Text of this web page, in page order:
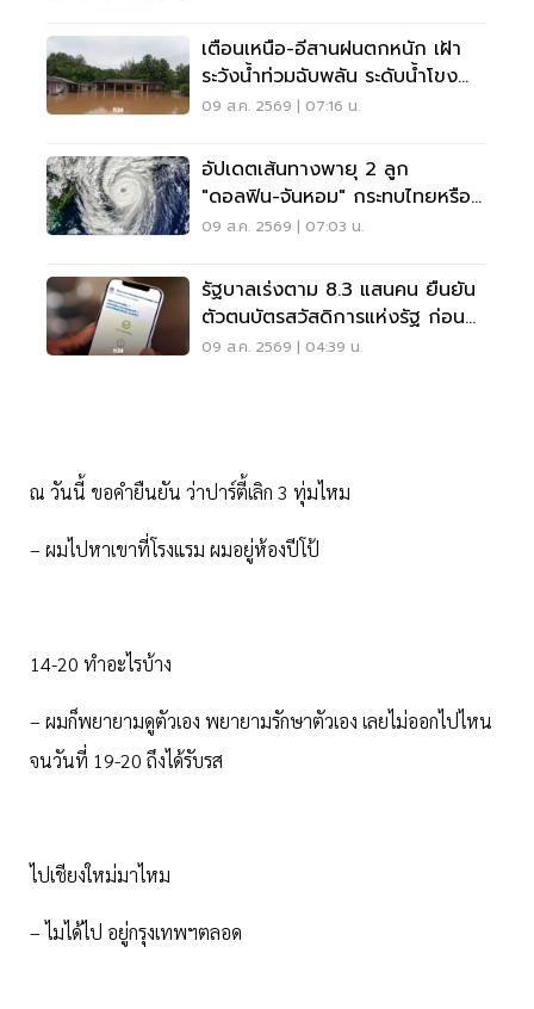
เตือนเหนือ-อีสานฝนตกหนัก เฝ้า
ระวังน้ำท่วมฉับพลัน ระดับน้ำโขง
เพิ่มสูง
09 ส.ค. 2569 | 07:16 น.
อัปเดตเส้นทางพายุ 2 ลูก
"ดอลฟิน-จันหอม" กระทบไทยหรือ
ไม่ เช็กเลย
09 ส.ค. 2569 | 07:03 น.
รัฐบาลเร่งตาม 8.3 แสนคน ยืนยัน
ตัวตนบัตรสวัสดิการแห่งรัฐ ก่อน
พลาดสิทธิ
09 ส.ค. 2569 | 04:39 น.
ณ วันนี้ ขอคำยืนยัน ว่าปาร์ตี้เลิก 3 ทุ่มไหม
– ผมไปหาเขาที่โรงแรม ผมอยู่ห้องปีโป้
14-20 ทำอะไรบ้าง
– ผมก็พยายามดูตัวเอง พยายามรักษาตัวเอง เลยไม่ออกไปไหน
จนวันที่ 19-20 ถึงได้รับรส
ไปเชียงใหม่มาไหม
– ไมได้ไป อยู่กรุงเทพฯตลอด